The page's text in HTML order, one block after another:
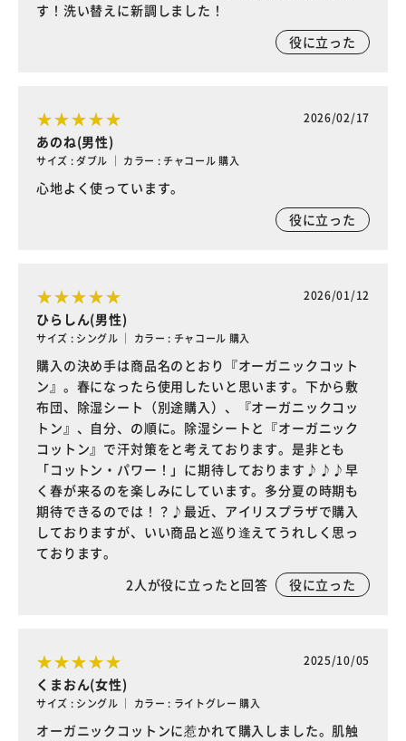
す！洗い替えに新調しました！
役に立った
2026/02/17
あのね(男性)
サイズ : ダブル ｜ カラー : チャコール 購入
心地よく使っています。
役に立った
2026/01/12
ひらしん(男性)
サイズ : シングル ｜ カラー : チャコール 購入
購入の決め手は商品名のとおり『オーガニックコット
ン』。春になったら使用したいと思います。下から敷
布団、除湿シート（別途購入）、『オーガニックコッ
トン』、自分、の順に。除湿シートと『オーガニック
コットン』で汗対策をと考えております。是非とも
「コットン・パワー！」に期待しております♪♪♪早
く春が来るのを楽しみにしています。多分夏の時期も
期待できるのでは！？♪最近、アイリスプラザで購入
しておりますが、いい商品と巡り逢えてうれしく思っ
ております。
2人が役に立ったと回答 役に立った
2025/10/05
くまおん(女性)
サイズ : シングル ｜ カラー : ライトグレー 購入
オーガニックコットンに惹かれて購入しました。肌触